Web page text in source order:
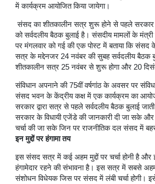
में कार्यक्रम आयोजित किया जायेगा।
संसद का शीतकालीन सत्र शुरू होने से पहले सरकार
को सर्वदलीय बैठक बुलाई है। संसदीय मामलों के
पर मंगलवार को गई की एक पोस्ट में बताया कि संसद
सत्र के मद्देनजर 24 नवंबर की सुबह सर्वदलीय बैठक
शीतकालीन सत्र 25 नवंबर से शुरू होगा और 20
संविधान अपनाने की 75वीं वर्षगांठ के अवसर पर
संसद भवन के केंद्रीय कक्ष में एक कार्यक्रम का
सरकार द्वारा सत्र से पहले सर्वदलीय बैठक बुलाई जाती
सरकार के विधायी एजेंडे की जानकारी दी जा सके और
चर्चा की जा सके जिन पर राजनीतिक दल संसद में
इन मुद्दों पर हंगामा तय
इस संसद सत्र में कई अहम मुद्दों पर चर्चा होनी है
हंगामेदार रहने की संभावना है। इस सत्र में सबसे
संशोधन विधेयक जिस पर संसद में लंबी चर्चा होगी।